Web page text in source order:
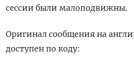
сессии были малоподвижны.
Оригинал сообщения на
доступен по коду: